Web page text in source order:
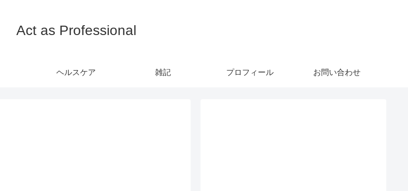
Act as Professional
ヘルスケア 雑記 プロフィール お問い合わせ